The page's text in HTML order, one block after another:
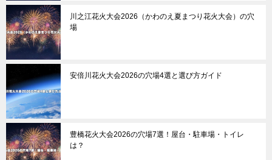
川之江花火大会2026（かわのえ夏まつり花火大会）の穴
場
安倍川花火大会2026の穴場4選と選び方ガイド
豊橋花火大会2026の穴場7選！屋台・駐車場・トイレ
は？